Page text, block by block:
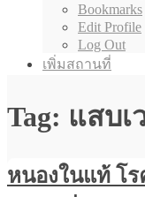
Bookmarks
Edit Profile
Log Out
เพิ่มสถานที่
Tag: แสบเ
หนองในแท้ โ